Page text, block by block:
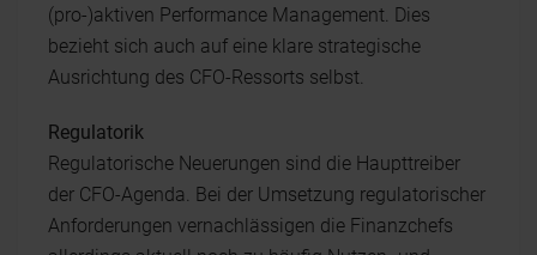
(pro-)aktiven Performance Management. Dies
bezieht sich auch auf eine klare strategische
Ausrichtung des CFO-Ressorts selbst.
Regulatorik
Regulatorische Neuerungen sind die Haupttreiber
der CFO-Agenda. Bei der Umsetzung regulatorischer
Anforderungen vernachlässigen die Finanzchefs